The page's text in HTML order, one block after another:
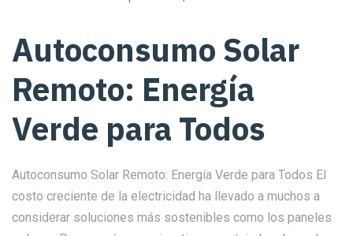
Autoconsumo Solar
Remoto: Energía
Verde para Todos
Autoconsumo Solar Remoto: Energía Verde para Todos El
costo creciente de la electricidad ha llevado a muchos a
considerar soluciones más sostenibles como los paneles